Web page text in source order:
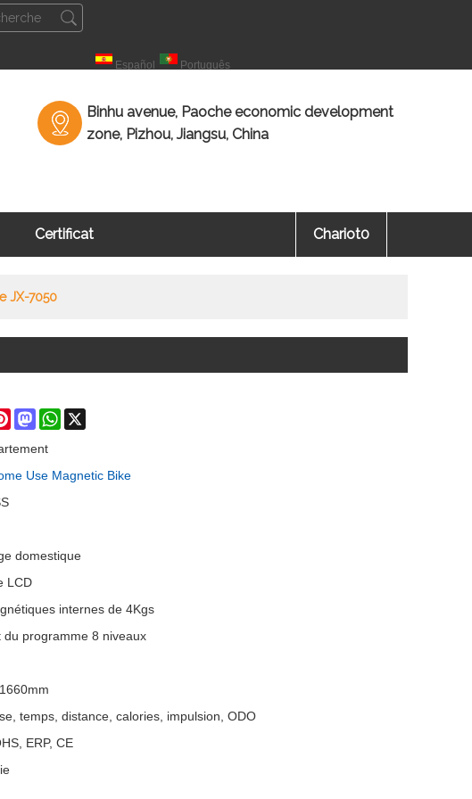
Español Português
Binhu avenue, Paoche economic development
zone, Pizhou, Jiangsu, China
Certificat Chariot0
JX-7050
PinterestMastodonWhatsApp
Use Magnetic Bike
domestique
LCD
internes de 4Kgs
du programme 8 niveaux
temps, distance, calories, impulsion, ODO
ERP, CE